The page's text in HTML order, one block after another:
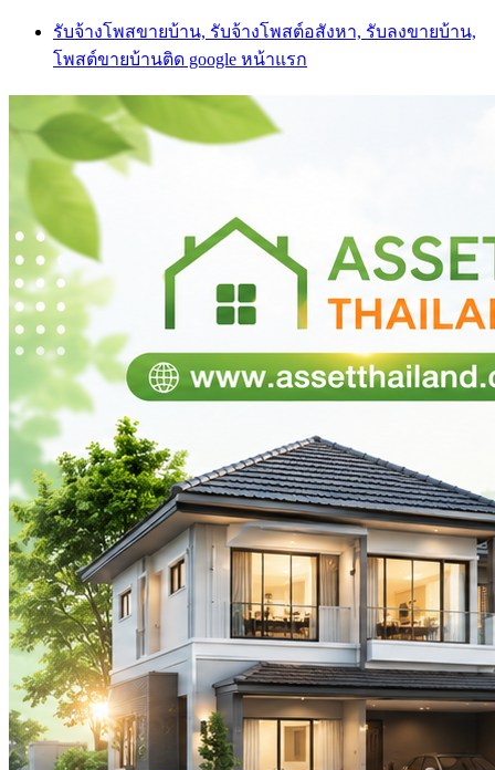
Skip
content
รับจ้างโพสขายบ้าน, รับจ้างโพสต์อสังหา, รับลงขายบ้าน,
โพสต์ขายบ้านติด google หน้าแรก